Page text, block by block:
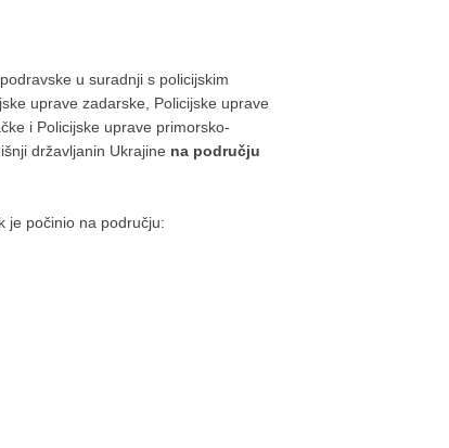
u suradnji s policijskim
uprave zadarske, Policijske uprave
i Policijske uprave primorsko-
državljanin Ukrajine na području
je počinio na području: